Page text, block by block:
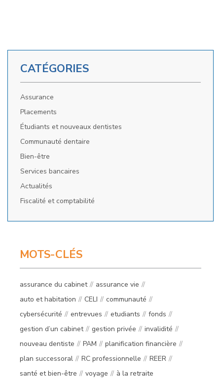
CATÉGORIES
Assurance
Placements
Étudiants et nouveaux dentistes
Communauté dentaire
Bien-être
Services bancaires
Actualités
Fiscalité et comptabilité
MOTS-CLÉS
assurance du cabinet
assurance vie
auto et habitation
CELI
communauté
cybersécurité
entrevues etudiants
fonds
gestion d’un cabinet
gestion privée
invalidité
nouveau dentiste
PAM
planification financière
plan successoral
RC professionnelle
REER
santé et bien-être
voyage à la retraite